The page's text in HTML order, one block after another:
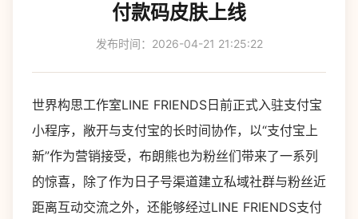
付款码皮肤上线
发布时间：2026-04-21 21:25:22
世界构思工作室LINE FRIENDS日前正式入驻支付宝
小程序，敞开与支付宝的长时间协作，以“支付宝上
新”作为营销接受，布朗熊也为粉丝们带来了一系列
的惊喜，除了作为日子号渠道建立私域社群与粉丝近
距离互动交流之外，还能够经过LINE FRIENDS支付